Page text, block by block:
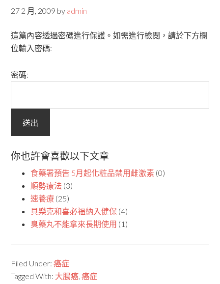
27 2 月, 2009 by admin
這篇內容透過密碼進行保護。如需進行檢閱，請於下方欄
位輸入密碼:
密碼:
你也許會喜歡以下文章
食藥署預告 5月起化粧品禁用雌激素 (0)
順勢療法 (3)
速養療 (25)
貝樂克和喜必福納入健保 (4)
臭藥丸不能拿來長期使用 (1)
Filed Under:癌症
Tagged With: 大腸癌,癌症